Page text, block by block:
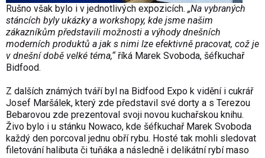
Rušno však bylo i v jednotlivých expozicích. „Na vybraných
stáncích byly ukázky a workshopy, kde jsme našim
zákazníkům představili možnosti a výhody dnešních
moderních produktů a jak s nimi lze efektivně pracovat, což je
v dnešní době velké téma,“říká Marek Svoboda, šéfkuchař
Bidfood.
Z dalších známých tváří byl na Bidfood Expo k vidění i cukrář
Josef Maršálek, který zde představil své dorty a s Terezou
Bebarovou zde prezentoval svoji novou kuchařskou knihu.
Živo bylo i u stánku Nowaco, kde šéfkuchař Marek Svoboda
každý den porcoval jednu obří rybu. Hosté tak mohli sledovat
filetování halibuta či tuňáka a následně i delikátní rybí maso